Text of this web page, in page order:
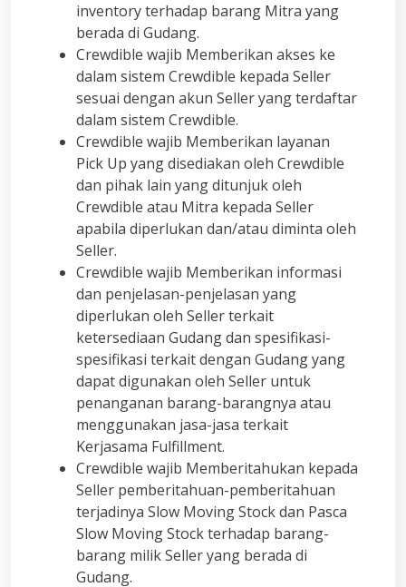
inventory terhadap barang Mitra yang
berada di Gudang.
Crewdible wajib Memberikan akses ke
dalam sistem Crewdible kepada Seller
sesuai dengan akun Seller yang terdaftar
dalam sistem Crewdible.
Crewdible wajib Memberikan layanan
Pick Up yang disediakan oleh Crewdible
dan pihak lain yang ditunjuk oleh
Crewdible atau Mitra kepada Seller
apabila diperlukan dan/atau diminta oleh
Seller.
Crewdible wajib Memberikan informasi
dan penjelasan-penjelasan yang
diperlukan oleh Seller terkait
ketersediaan Gudang dan spesifikasi-
spesifikasi terkait dengan Gudang yang
dapat digunakan oleh Seller untuk
penanganan barang-barangnya atau
menggunakan jasa-jasa terkait
Kerjasama Fulfillment.
Crewdible wajib Memberitahukan kepada
Seller pemberitahuan-pemberitahuan
terjadinya Slow Moving Stock dan Pasca
Slow Moving Stock terhadap barang-
barang milik Seller yang berada di
Gudang.